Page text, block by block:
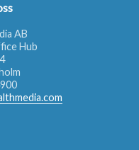
AB
Hub